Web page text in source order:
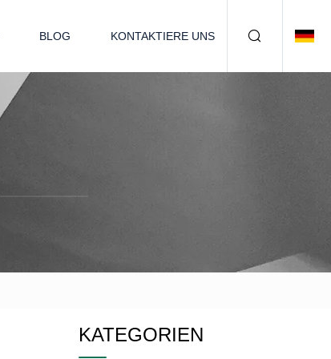
BLOG KONTAKTIERE UNS
KATEGORIEN